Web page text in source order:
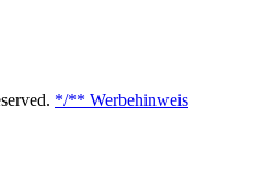
*/** Werbehinweis